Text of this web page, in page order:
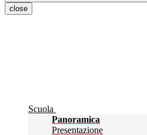
close
Scuola
Panoramica
Presentazione